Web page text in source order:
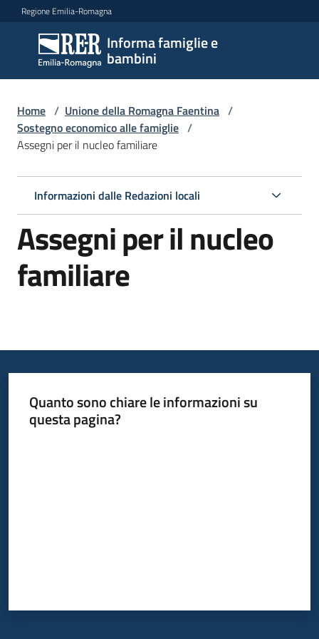
Vai al contenuto
Vai alla navigazione
Vai al footer
Regione Emilia-Romagna
Informa famiglie e
bambini
Informa
famiglie
e
bambini
Centri
per
Informazioni
Home / Unione della Romagna Faentina /
Sostegno economico alle famiglie /
Assegni per il nucleo familiare
Informazioni dalle Redazioni locali
Assegni per il nucleo
familiare
Quanto sono chiare le informazioni su
questa pagina?